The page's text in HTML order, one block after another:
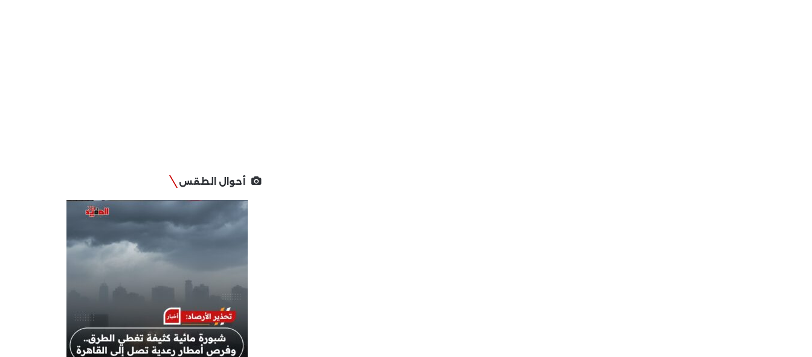
أحوال الطقس